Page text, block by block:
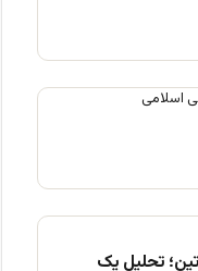
تحلیل یک